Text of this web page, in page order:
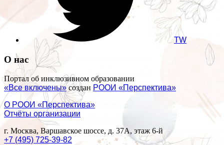
TW
О нас
Портал об инклюзивном образовании
«Все включены»создан РООИ «Перспектива»
О РООИ «Перспектива»
Отчёты организации
г. Москва, Варшавское шоссе, д. 37А, этаж 6-й
+7 (495) 725-39-82